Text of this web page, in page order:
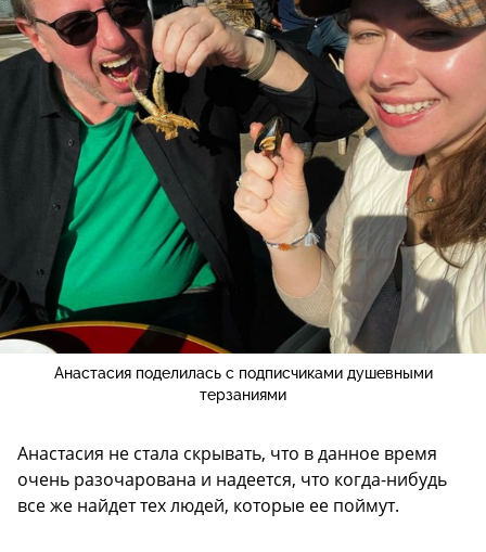
Анастасия поделилась с подписчиками душевными
терзаниями
Анастасия не стала скрывать, что в данное время
очень разочарована и надеется, что когда-нибудь
все же найдет тех людей, которые ее поймут.